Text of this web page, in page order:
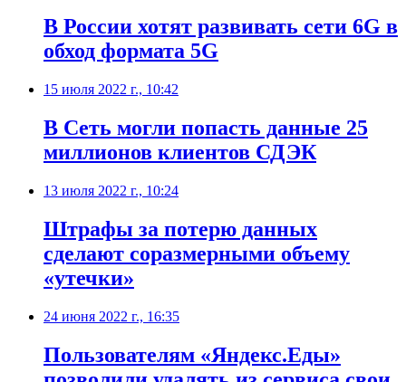
В России хотят развивать cети 6G в
обход формата 5G
15 июля 2022 г., 10:42
В Сеть могли попасть данные 25
миллионов клиентов СДЭК
13 июля 2022 г., 10:24
Штрафы за потерю данных
сделают соразмерными объему
«утечки»
24 июня 2022 г., 16:35
Пользователям «Яндекс.Еды»